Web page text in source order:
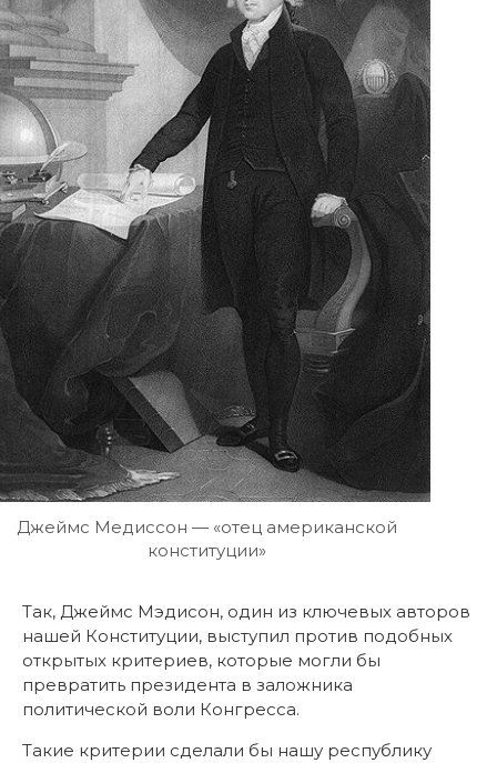
Джеймс Медиссон — «отец американской
конституции»
Так, Джеймс Мэдисон, один из ключевых авторов
нашей Конституции, выступил против подобных
открытых критериев, которые могли бы
превратить президента в заложника
политической воли Конгресса.
Такие критерии сделали бы нашу республику